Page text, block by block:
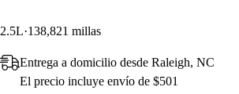
2.5L 138,821 millas
Entrega a domicilio desde Raleigh, NC
El precio incluye envío de $501